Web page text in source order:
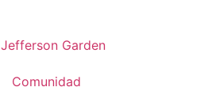
Jefferson Garden
Comunidad